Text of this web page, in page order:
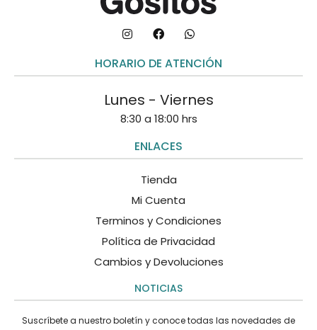
HORARIO DE ATENCIÓN
Lunes - Viernes
8:30 a 18:00 hrs
ENLACES
Tienda
Mi Cuenta
Terminos y Condiciones
Política de Privacidad
Cambios y Devoluciones
NOTICIAS
Suscríbete a nuestro boletín y conoce todas las novedades de